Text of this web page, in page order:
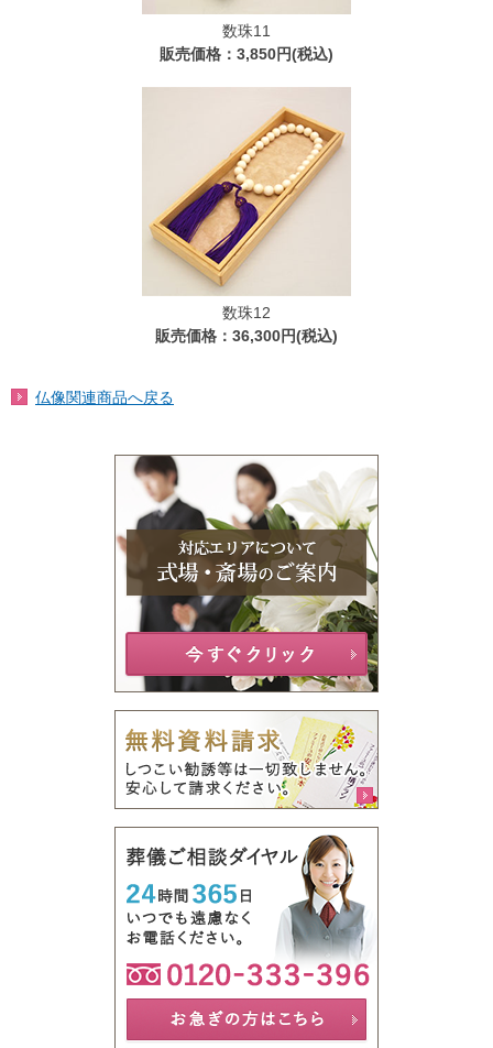
数珠11
販売価格：3,850円(税込)
数珠12
販売価格：36,300円(税込)
仏像関連商品へ戻る